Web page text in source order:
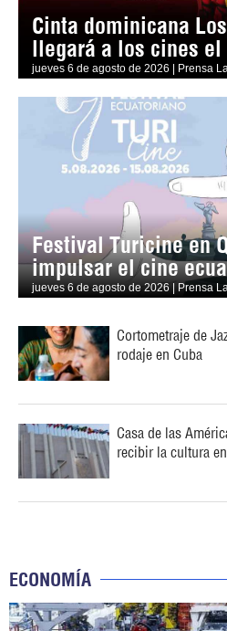
Cinta dominicana
llegará a los cines el
jueves 6 de agosto de 2026 | Prensa
Festival Turicine en
impulsar el cine
jueves 6 de agosto de 2026 | Prensa
Cortometraje de
rodaje en Cuba
Casa de las
recibir la cultura
ECONOMÍA